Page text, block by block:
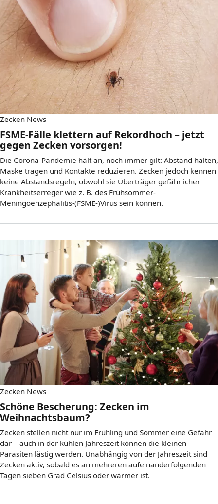
Zecken News
FSME-Fälle klettern auf Rekordhoch – jetzt
gegen Zecken vorsorgen!
Die Corona-Pandemie hält an, noch immer gilt: Abstand halten,
Maske tragen und Kontakte reduzieren. Zecken jedoch kennen
keine Abstandsregeln, obwohl sie Überträger gefährlicher
Krankheitserreger wie z. B. des Frühsommer-
Meningoenzephalitis-(FSME-)Virus sein können.
Zecken News
Schöne Bescherung: Zecken im
Weihnachtsbaum?
Zecken stellen nicht nur im Frühling und Sommer eine Gefahr
dar – auch in der kühlen Jahreszeit können die kleinen
Parasiten lästig werden. Unabhängig von der Jahreszeit sind
Zecken aktiv, sobald es an mehreren aufeinanderfolgenden
Tagen sieben Grad Celsius oder wärmer ist.